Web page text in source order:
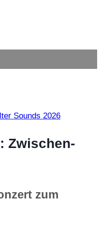
Sounds 2026
Zwischen-
zum